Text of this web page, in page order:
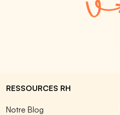
RESSOURCES RH
Notre Blog